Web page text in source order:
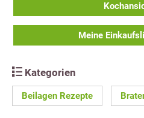
Meine
Kategorien
Beilagen Rezepte